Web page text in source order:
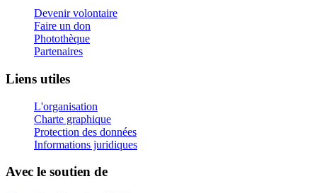
Devenir volontaire
Faire un don
Photothèque
Partenaires
Liens utiles
L'organisation
Charte graphique
Protection des données
Informations juridiques
Avec le soutien de